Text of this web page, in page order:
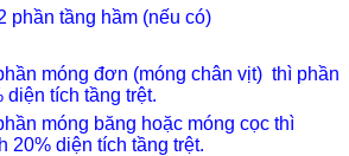
tầng hầm (nếu có)
móng đơn (móng chân vịt) thì phần
tích tầng trệt.
móng băng hoặc móng cọc thì
20% diện tích tầng trệt.